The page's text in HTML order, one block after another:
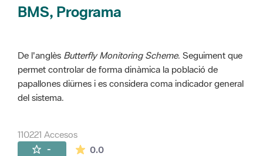
BMS, Programa
De l'anglès Butterfly Monitoring Scheme. Seguiment que
permet controlar de forma dinàmica la població de
papallones diürnes i es considera coma indicador general
del sistema.
110221 Accesos
- 0.0La valoración media es de 0 estrellas de